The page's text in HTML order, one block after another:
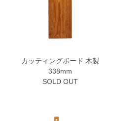
カッティングボード 木製
338mm
SOLD OUT